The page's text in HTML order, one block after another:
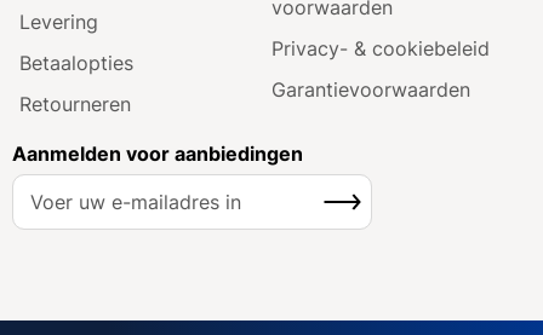
Levering
Betaalopties
Retourneren
voorwaarden
Privacy- & cookiebeleid
Garantie­voorwaarden
Aanmelden voor aanbiedingen
A
e
Inschrijven